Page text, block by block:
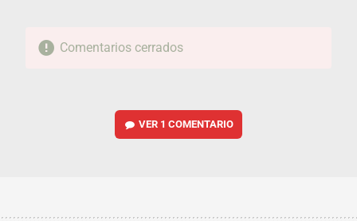
Comentarios cerrados
VER 1 COMENTARIO